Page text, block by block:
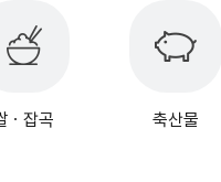
ㆍ잡곡 축산물